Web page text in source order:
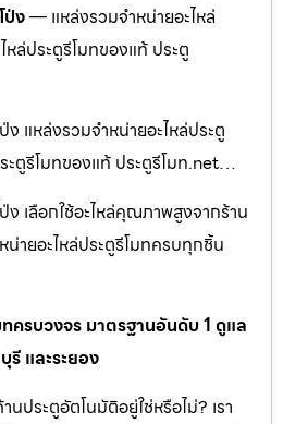
ป่ง— แหล่งรวมจำหน่ายอะไหล่
หล่ประตูรีโมทของแท้ ประตู
แหล่งรวมจำหน่ายอะไหล่ประตู
ะตูรีโมทของแท้ ประตูรีโมท.net…
เลือกใช้อะไหล่คุณภาพสูงจากร้าน
น่ายอะไหล่ประตูรีโมทครบทุกชิ้น
ครบวงจร มาตรฐานอันดับ 1 ดูแล
และระยอง
ประตูอัตโนมัติอยู่ใช่หรือไม่? เรา